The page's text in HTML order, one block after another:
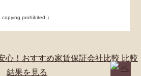
prohibited.）